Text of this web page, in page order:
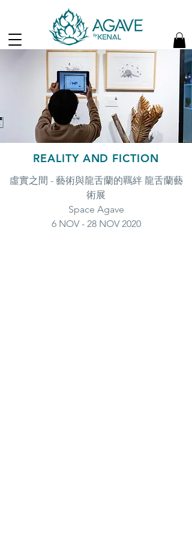
REALITY AND FICTION
虛實之間 - 藝術與龍舌蘭的羈絆 龍舌蘭藝
術展
Space Agave
6 NOV - 28 NOV 2020